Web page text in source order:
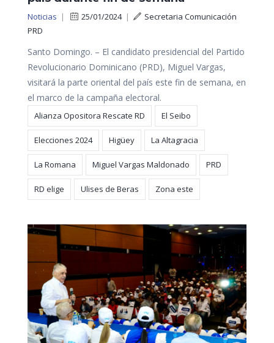
Noticias | 25/01/2024|
Secretaria Comunicación
PRD
Santo Domingo. – El candidato presidencial del Partido
Revolucionario Dominicano (PRD), Miguel Vargas,
visitará la parte oriental del país este fin de semana, en
el marco de la campaña electoral.
Alianza Opositora Rescate RD El Seibo
Elecciones 2024 Higüey La Altagracia
La Romana Miguel Vargas Maldonado PRD
RD elige Ulises de Beras Zona este